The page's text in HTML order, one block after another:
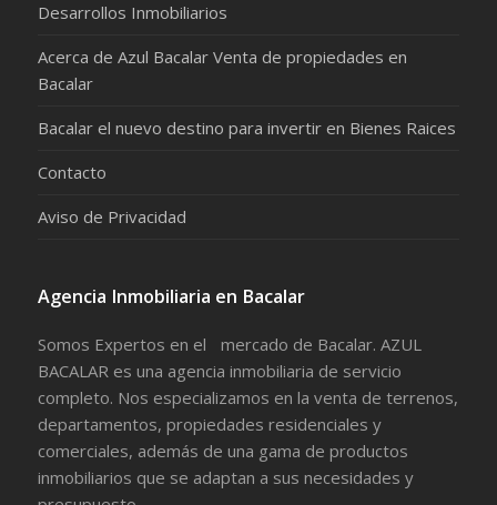
Desarrollos Inmobiliarios
Acerca de Azul Bacalar Venta de propiedades en
Bacalar
Bacalar el nuevo destino para invertir en Bienes Raices
Contacto
Aviso de Privacidad
Agencia Inmobiliaria en Bacalar
Somos Expertos en el mercado de Bacalar. AZUL
BACALAR es una agencia inmobiliaria de servicio
completo. Nos especializamos en la venta de terrenos,
departamentos, propiedades residenciales y
comerciales, además de una gama de productos
inmobiliarios que se adaptan a sus necesidades y